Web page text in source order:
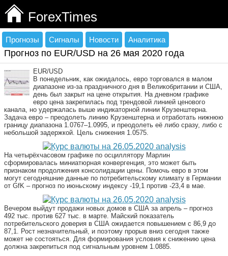
ForexTimes
Прогнозы Сигналы Новости Аналитика
Прогноз по EUR/USD на 26 мая 2020 года
EUR/USD
В понедельник, как ожидалось, евро торговался в малом
диапазоне из-за праздничного дня в Великобритании и США,
день был закрыт на цене открытия. На дневном графике
евро цена закрепилась под трендовой линией ценового
канала, но удержалась выше индикаторной линии Крузенштерна.
Задача евро – преодолеть линию Крузенштерна и отработать нижнюю
границу диапазона 1.0767–1.0995, и преодолеть её либо сразу, либо с
небольшой задержкой. Цель снижения 1.0575.
На четырёхчасовом графике по осциллятору Марлин
сформировалась миниатюрная конвергенция, это может быть
признаком продолжения консолидации цены. Помочь евро в этом
могут сегодняшние данные по потребительскому климату в Германии
от GfK – прогноз по июньскому индексу -19,1 против -23,4 в мае.
Вечером выйдут продажи новых домов в США за апрель – прогноз
492 тыс. против 627 тыс. в марте. Майский показатель
потребительского доверия в США ожидается повышением с 86,9 до
87,1. Рост незначительный, и поэтому прорыв вниз сегодня также
может не состояться. Для формирования условия к снижению цена
должна закрепиться под сигнальным уровнем 1.0885.